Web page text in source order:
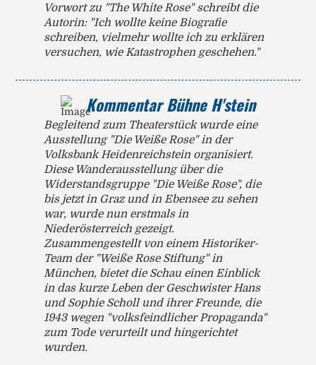
Vorwort zu "The White Rose" schreibt die
Autorin: "Ich wollte keine Biografie
schreiben, vielmehr wollte ich zu erklären
versuchen, wie Katastrophen geschehen."
Kommentar Bühne H'stein
Begleitend zum Theaterstück wurde eine
Ausstellung "Die Weiße Rose" in der
Volksbank Heidenreichstein organisiert.
Diese Wanderausstellung über die
Widerstandsgruppe "Die Weiße Rose", die
bis jetzt in Graz und in Ebensee zu sehen
war, wurde nun erstmals in
Niederösterreich gezeigt.
Zusammengestellt von einem Historiker-
Team der "Weiße Rose Stiftung" in
München, bietet die Schau einen Einblick
in das kurze Leben der Geschwister Hans
und Sophie Scholl und ihrer Freunde, die
1943 wegen "volksfeindlicher Propaganda"
zum Tode verurteilt und hingerichtet
wurden.